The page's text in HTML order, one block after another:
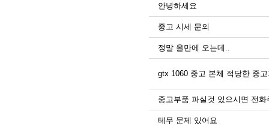
안녕하세요
중고 시세 문의
정말 올만에 오는데..
gtx 1060 중고 본체 적당한 중
중고부품 파실것 있으시면 전화
테무 문제 있어요